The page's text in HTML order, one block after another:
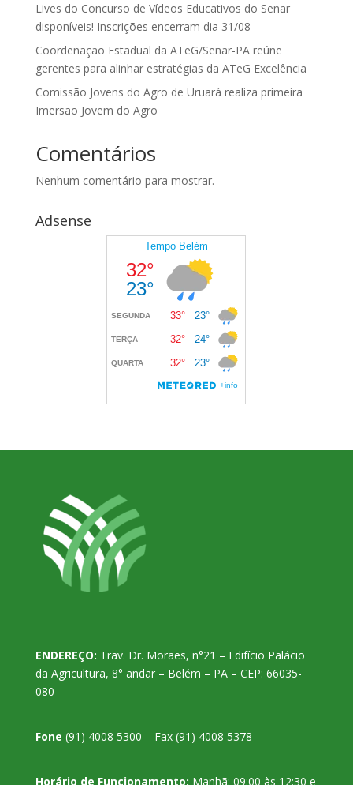
Lives do Concurso de Vídeos Educativos do Senar
disponíveis! Inscrições encerram dia 31/08
Coordenação Estadual da ATeG/Senar-PA reúne
gerentes para alinhar estratégias da ATeG Excelência
Comissão Jovens do Agro de Uruará realiza primeira
Imersão Jovem do Agro
Comentários
Nenhum comentário para mostrar.
Adsense
ENDEREÇO: Trav. Dr. Moraes, n°21 – Edifício Palácio
da Agricultura, 8° andar – Belém – PA – CEP: 66035-
080
Fone (91) 4008 5300 – Fax (91) 4008 5378
Horário de Funcionamento: Manhã: 09:00 às 12:30 e